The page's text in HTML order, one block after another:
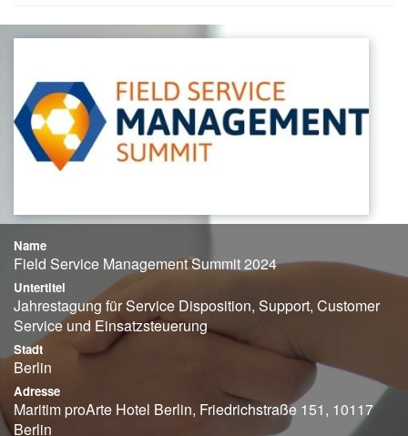
Name
Field Service Management Summit 2024
Untertitel
Jahrestagung für Service Disposition, Support, Customer
Service und Einsatzsteuerung
Stadt
Berlin
Adresse
Maritim proArte Hotel Berlin, Friedrichstraße 151, 10117
Berlin